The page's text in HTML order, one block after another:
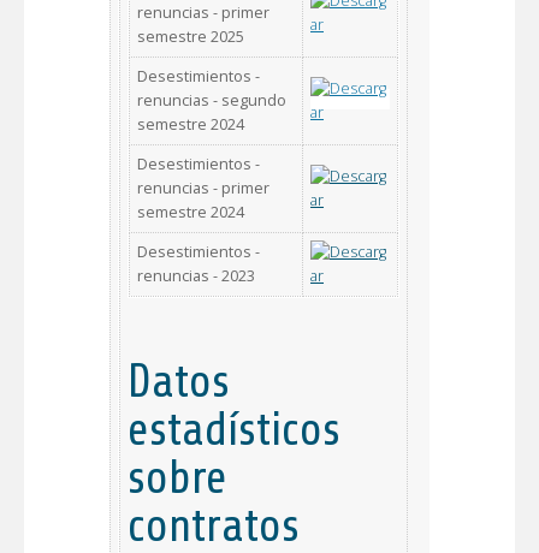
renuncias - primer
semestre 2025
Desestimientos -
renuncias - segundo
semestre 2024
Desestimientos -
renuncias - primer
semestre 2024
Desestimientos -
renuncias - 2023
Datos
estadísticos
sobre
contratos